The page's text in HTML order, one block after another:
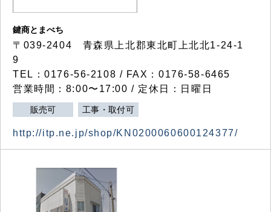
鍵商とまべち
〒039-2404 青森県上北郡東北町上北北1-24-1
9
TEL：0176-56-2108 / FAX：0176-58-6465
営業時間：8:00〜17:00 / 定休日：日曜日
販売可 工事・取付可
http://itp.ne.jp/shop/KN0200060600124377/